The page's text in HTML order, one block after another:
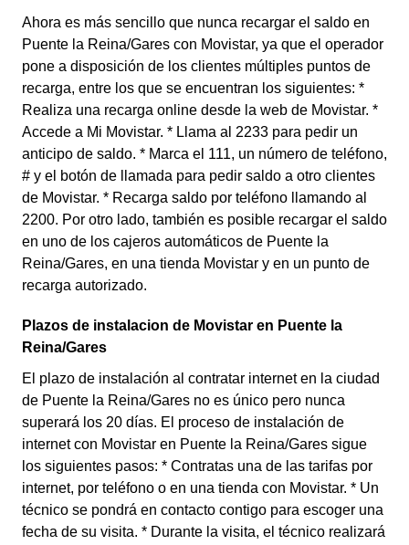
Ahora es más sencillo que nunca recargar el saldo en
Puente la Reina/Gares con Movistar, ya que el operador
pone a disposición de los clientes múltiples puntos de
recarga, entre los que se encuentran los siguientes: *
Realiza una recarga online desde la web de Movistar. *
Accede a Mi Movistar. * Llama al 2233 para pedir un
anticipo de saldo. * Marca el 111, un número de teléfono,
# y el botón de llamada para pedir saldo a otro clientes
de Movistar. * Recarga saldo por teléfono llamando al
2200. Por otro lado, también es posible recargar el saldo
en uno de los cajeros automáticos de Puente la
Reina/Gares, en una tienda Movistar y en un punto de
recarga autorizado.
Plazos de instalacion de Movistar en Puente la
Reina/Gares
El plazo de instalación al contratar internet en la ciudad
de Puente la Reina/Gares no es único pero nunca
superará los 20 días. El proceso de instalación de
internet con Movistar en Puente la Reina/Gares sigue
los siguientes pasos: * Contratas una de las tarifas por
internet, por teléfono o en una tienda con Movistar. * Un
técnico se pondrá en contacto contigo para escoger una
fecha de su visita. * Durante la visita, el técnico realizará